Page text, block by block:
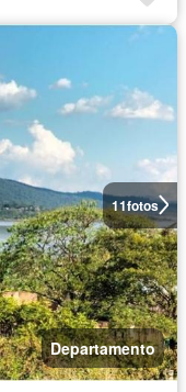
11fotos
Departamento